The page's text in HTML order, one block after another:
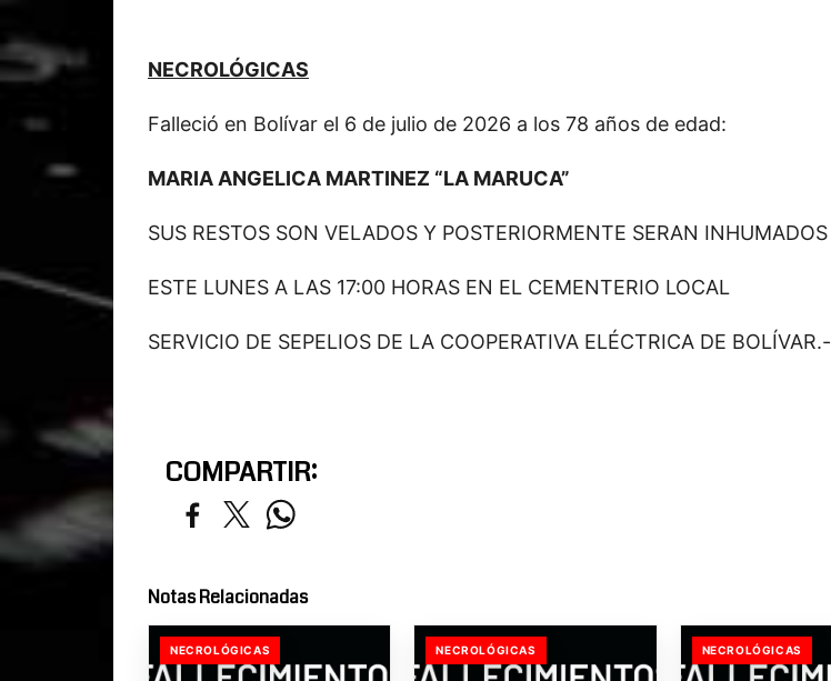
NECROLÓGICAS
Falleció en Bolívar el 6 de julio de 2026 a los 78 años de edad:
MARIA ANGELICA MARTINEZ “LA MARUCA”
SUS RESTOS SON VELADOS Y POSTERIORMENTE SERAN INHUMADOS
ESTE LUNES A LAS 17:00 HORAS EN EL CEMENTERIO LOCAL
SERVICIO DE SEPELIOS DE LA COOPERATIVA ELÉCTRICA DE BOLÍVAR.-
COMPARTIR:
Notas Relacionadas
NECROLÓGICAS NECROLÓGICAS NECROLÓGICAS